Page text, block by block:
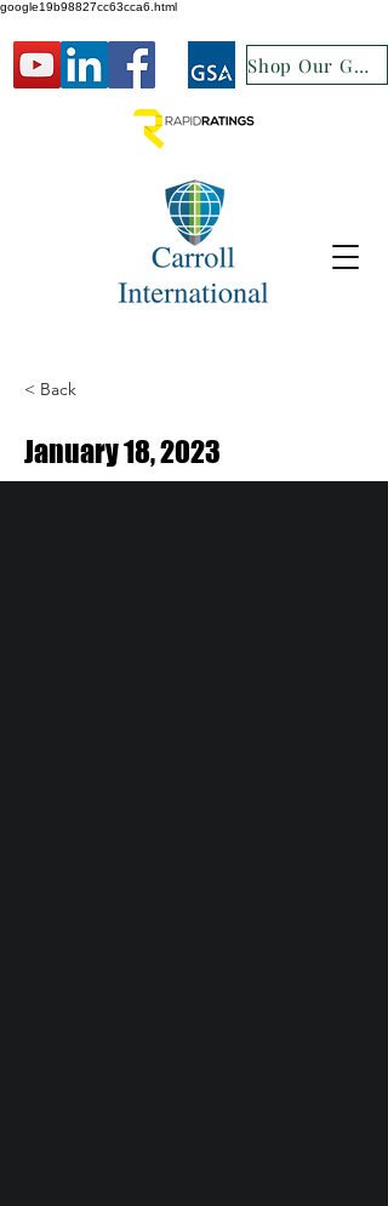
google19b98827cc63cca6.html
Shop Our GSA
< Back
January 18, 2023